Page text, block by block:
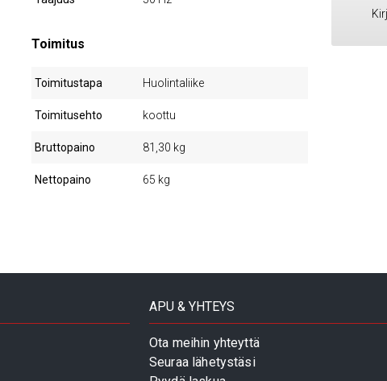
Toimitus
Toimitustapa Huolintaliike
Toimitusehto koottu
Bruttopaino 81,30 kg
Nettopaino 65 kg
APU & YHTEYS
Ota meihin yhteyttä
Seuraa lähetystäsi